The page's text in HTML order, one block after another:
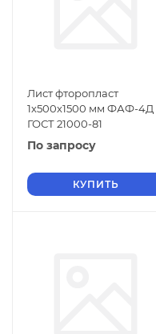
Лист фторопласт
1х500х1500 мм ФАФ-4Д
ГОСТ 21000-81
По запросу
КУПИТЬ